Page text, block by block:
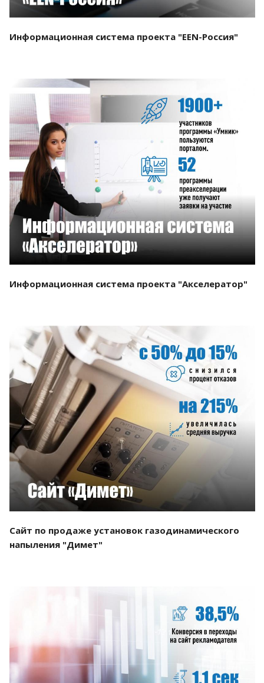
Информационная система проекта "EEN-Россия"
Смотреть проект
Информационная система проекта "Акселератор"
Смотреть проект
Сайт по продаже установок газодинамического
напыления "Димет"